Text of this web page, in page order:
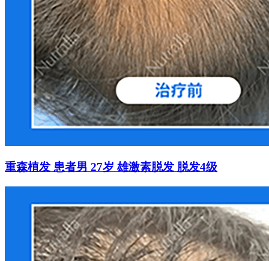
重森植发 患者男 27岁 雄激素脱发 脱发4级